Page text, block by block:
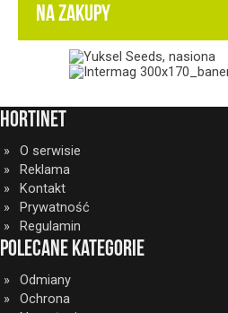
NA ZAKUPY
HortiNet
O serwisie
Reklama
Kontakt
Prywatność
Regulamin
Polecane kategorie
Odmiany
Ochrona